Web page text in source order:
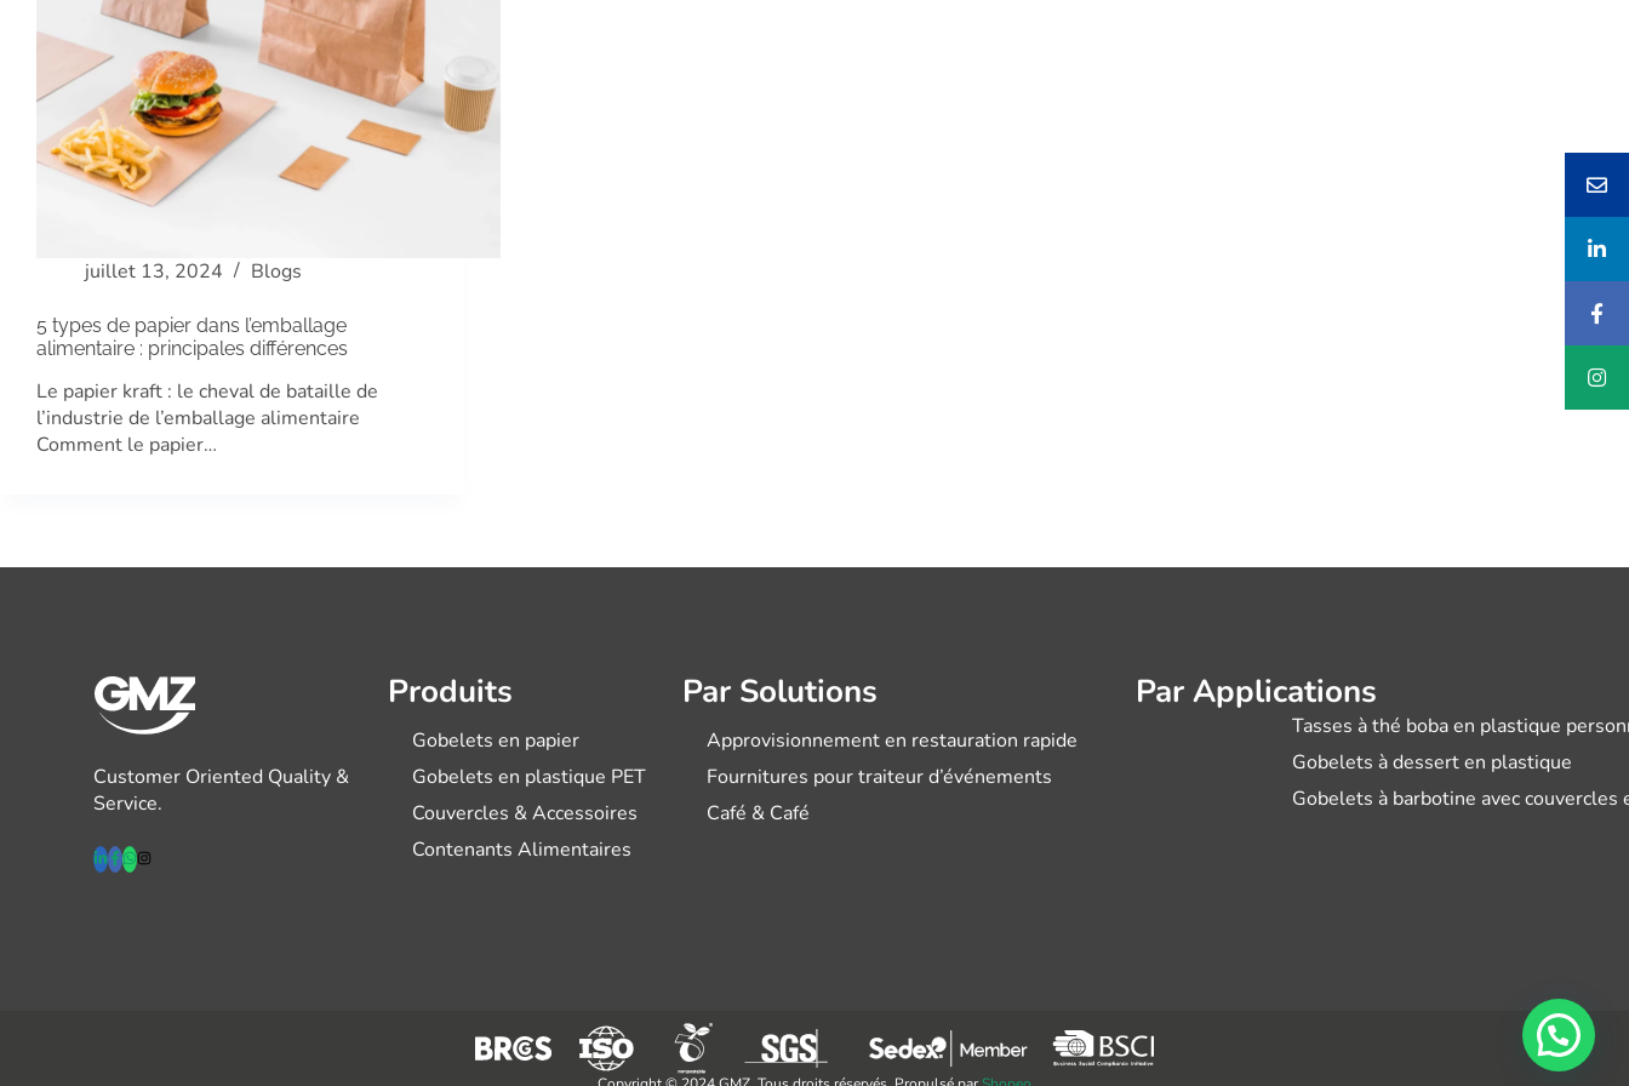
juillet 13, 2024 Blogs
5 types de papier dans l’emballage
alimentaire : principales différences
Le papier kraft : le cheval de bataille de
l’industrie de l’emballage alimentaire
Comment le papier…
Customer Oriented Quality &
Service.
Produits
Gobelets en papier
Gobelets en plastique PET
Couvercles & Accessoires
Contenants Alimentaires
Par Solutions
Approvisionnement en restauration rapide
Fournitures pour traiteur d’événements
Café & Café
Par Applications
Tasses à thé boba en plastique
Gobelets à dessert en plastique
Gobelets à barbotine avec couvercles